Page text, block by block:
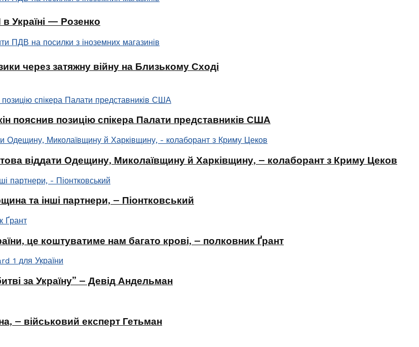
Україні — Розенко
через затяжну війну на Близькому Сході
пояснив позицію спікера Палати представників США
віддати Одещину, Миколаївщину й Харківщину, – колаборант з Криму Цеков
та інші партнери, – Піонтковський
це коштуватиме нам багато крові, – полковник Ґрант
за Україну” – Девід Андельман
– військовий експерт Гетьман